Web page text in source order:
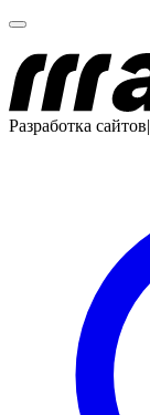
Разработка сайтов|